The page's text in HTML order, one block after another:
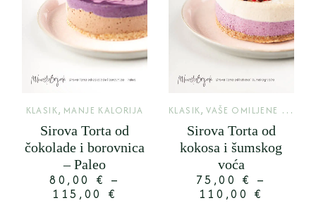
KLASIK, MANJE KALORIJA
Sirova Torta od
čokolade i borovnica
– Paleo
80,00 € –
115,00 €
KLASIK,VAŠE OMILJENE TORTE
Sirova Torta od
kokosa i šumskog
voća
75,00 € –
110,00 €